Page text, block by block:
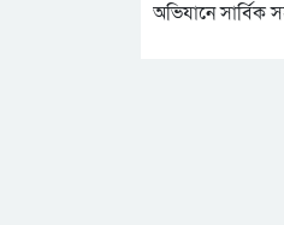
অভিযানে সার্বিক